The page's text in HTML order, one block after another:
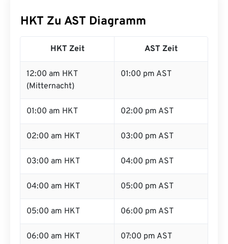
HKT Zu AST Diagramm
HKT Zeit AST Zeit
12:00 am HKT
(Mitternacht)
01:00 pm AST
01:00 am HKT 02:00 pm AST
02:00 am HKT 03:00 pm AST
03:00 am HKT 04:00 pm AST
04:00 am HKT 05:00 pm AST
05:00 am HKT 06:00 pm AST
06:00 am HKT 07:00 pm AST